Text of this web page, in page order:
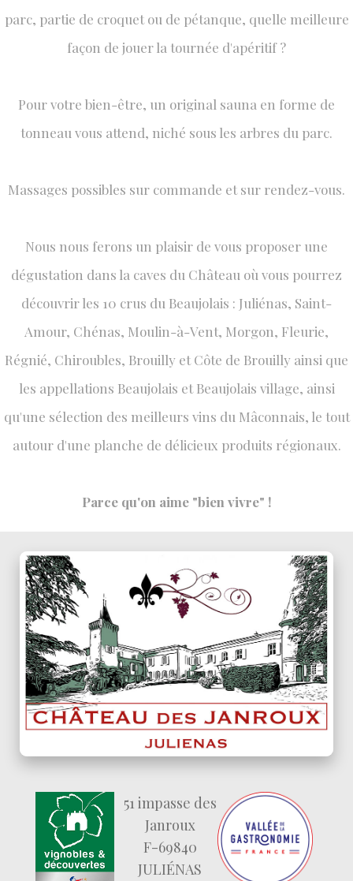
parc, partie de croquet ou de pétanque, quelle meilleure
façon de jouer la tournée d'apéritif ?
​Pour votre bien-être, un original sauna en forme de
tonneau vous attend, niché sous les arbres du parc.
Massages possibles sur commande et sur rendez-vous.
​Nous nous ferons un plaisir de vous proposer une
dégustation dans la caves du Château où vous pourrez
découvrir les 10 crus du Beaujolais : Juliénas, Saint-
Amour, Chénas, Moulin-à-Vent, Morgon, Fleurie,
Régnié, Chiroubles, Brouilly et Côte de Brouilly ainsi que
les appellations Beaujolais et Beaujolais village, ainsi
qu'une sélection des meilleurs vins du Mâconnais, le tout
autour d'une planche de délicieux produits régionaux.
Parce qu'on aime "bien vivre" !
51 impasse des
Janroux
F-69840
JULIÉNAS